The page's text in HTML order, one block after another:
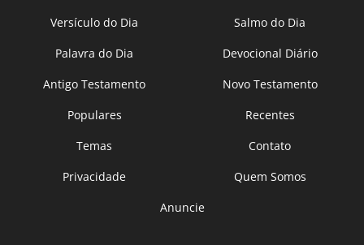
Versículo do Dia
Salmo do Dia
Palavra do Dia
Devocional Diário
Antigo Testamento
Novo Testamento
Populares
Recentes
Temas
Contato
Privacidade
Quem Somos
Anuncie